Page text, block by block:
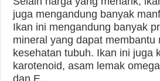
juga mengandung banyak
Ikan ini mengandung banyak
mineral yang dapat membantu
kesehatan tubuh. Ikan ini juga
karotenoid, asam lemak
dan E.